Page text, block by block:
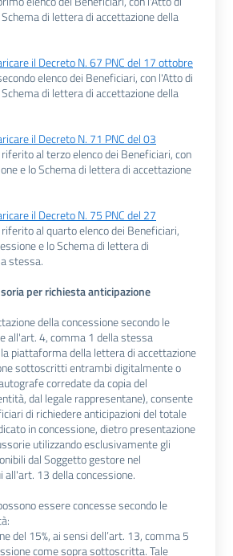
di lettera di accettazione della
il Decreto N. 67 PNC del 17 ottobre
elenco dei Beneficiari, con l'Atto di
di lettera di accettazione della
il Decreto N. 71 PNC del 03
riferito al terzo elenco dei Beneficiari, con
e lo Schema di lettera di accettazione
il Decreto N. 75 PNC del 27
riferito al quarto elenco dei Beneficiari,
e lo Schema di lettera di
stessa.
per richiesta anticipazione
della concessione secondo le
all'art. 4, comma 1 della stessa
piattaforma della lettera di accettazione
sottoscritti entrambi digitalmente o
corredate da copia del
dal legale rappresentane), consente
di richiedere anticipazioni del totale
in concessione, dietro presentazione
utilizzando esclusivamente gli
dal Soggetto gestore nel
all'art. 13 della concessione.
essere concesse secondo le
del 15%, ai sensi dell’art. 13, comma 5
come sopra sottoscritta. Tale